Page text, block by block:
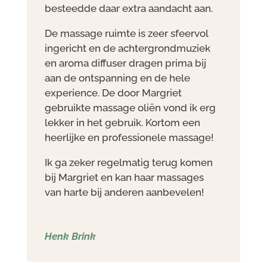
besteedde daar extra aandacht aan.
De massage ruimte is zeer sfeervol
ingericht en de achtergrondmuziek
en aroma diffuser dragen prima bij
aan de ontspanning en de hele
experience. De door Margriet
gebruikte massage oliën vond ik erg
lekker in het gebruik. Kortom een
heerlijke en professionele massage!
Ik ga zeker regelmatig terug komen
bij Margriet en kan haar massages
van harte bij anderen aanbevelen!
Henk Brink